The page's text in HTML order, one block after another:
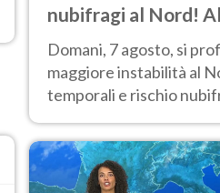
nubifragi al Nord!
Sud caldo estremo
Domani, 7 agosto, si
maggiore instabilità al
temporali e rischio
previsioni.